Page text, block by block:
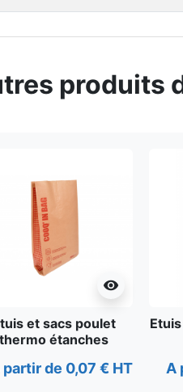
produits
visibility
et sacs poulet
thermo étanches
partir de 0,07 € HT A